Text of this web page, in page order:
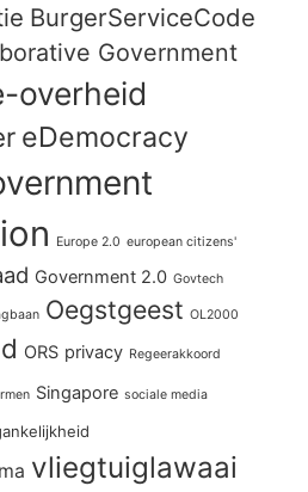
BurgerServiceCode
Government
overheid
eDemocracy
Europe 2.0 european citizens'
Government 2.0 Govtech
Oegstgeest OL2000
ORS privacy Regeerakkoord
Singapore sociale media
vliegtuiglawaai